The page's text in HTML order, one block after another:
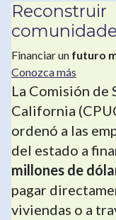
Reconstruir
Financiar un futuro
Conozca más
La Comisión de
California
ordenó a las
del estado a
millones de
pagar
viviendas o a